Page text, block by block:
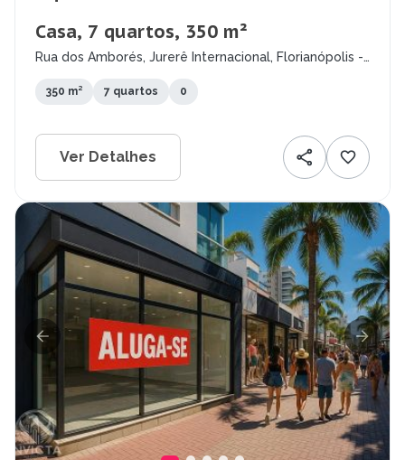
Casa, 7 quartos, 350 m²
Rua dos Amborés, Jurerê Internacional, Florianópolis -
350 m² 7 quartos 0
Ver Detalhes